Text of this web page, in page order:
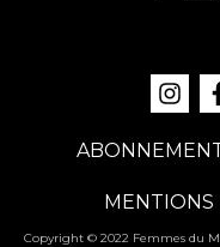
MENTIONS
Copyright © 2022 Femmes du